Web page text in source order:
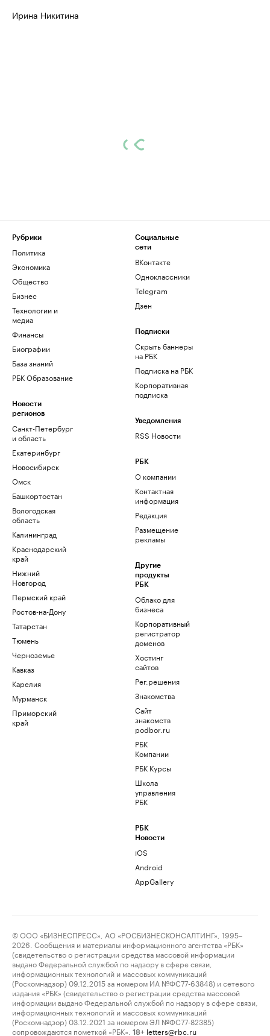
Ирина Никитина
Рубрики
Политика
Экономика
Общество
Бизнес
Технологии и
медиа
Финансы
Биографии
База знаний
РБК Образование
Новости
регионов
Санкт-Петербург
и область
Екатеринбург
Новосибирск
Омск
Башкортостан
Вологодская
область
Калининград
Краснодарский
край
Нижний
Новгород
Пермский край
Ростов-на-Дону
Татарстан
Тюмень
Черноземье
Кавказ
Карелия
Мурманск
Приморский
край
Социальные
сети
ВКонтакте
Одноклассники
Telegram
Дзен
Подписки
Скрыть баннеры
на РБК
Подписка на РБК
Корпоративная
подписка
Уведомления
RSS Новости
РБК
О компании
Контактная
информация
Редакция
Размещение
рекламы
Другие
продукты
РБК
Облако для
бизнеса
Корпоративный
регистратор
доменов
Хостинг
сайтов
Рег.решения
Знакомства
Сайт
знакомств
podbor.ru
РБК
Компании
РБК Курсы
Школа
управления
РБК
РБК
Новости
iOS
Android
AppGallery
© ООО «БИЗНЕСПРЕСС», АО «РОСБИЗНЕСКОНСАЛТИНГ», 1995–
2026. Сообщения и материалы информационного агентства «РБК»
(свидетельство о регистрации средства массовой информации
выдано Федеральной службой по надзору в сфере связи,
информационных технологий и массовых коммуникаций
(Роскомнадзор) 09.12.2015 за номером ИА №ФС77-63848) и сетевого
издания «РБК» (свидетельство о регистрации средства массовой
информации выдано Федеральной службой по надзору в сфере связи,
информационных технологий и массовых коммуникаций
(Роскомнадзор) 03.12.2021 за номером ЭЛ №ФС77-82385)
сопровождаются пометкой «РБК».
18+ letters@rbc.ru